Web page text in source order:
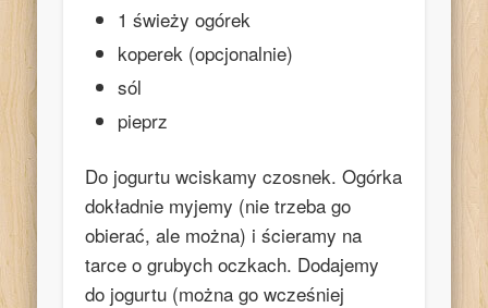
1 świeży ogórek
koperek (opcjonalnie)
sól
pieprz
Do jogurtu wciskamy czosnek. Ogórka
dokładnie myjemy (nie trzeba go
obierać, ale można) i ścieramy na
tarce o grubych oczkach. Dodajemy
do jogurtu (można go wcześniej